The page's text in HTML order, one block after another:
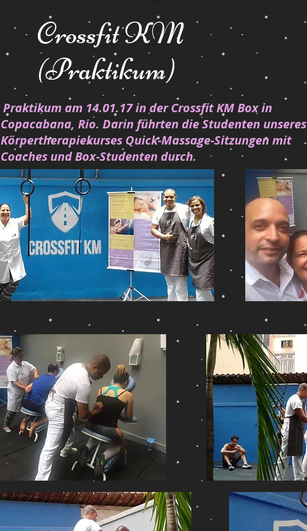
Crossfit KM
(Praktikum)
Praktikum am 14.01.17 in der Crossfit KM Box in
Copacabana, Rio. Darin führten die Studenten unseres
Körpertherapiekurses Quick-Massage-Sitzungen mit
Coaches und Box-Studenten durch.